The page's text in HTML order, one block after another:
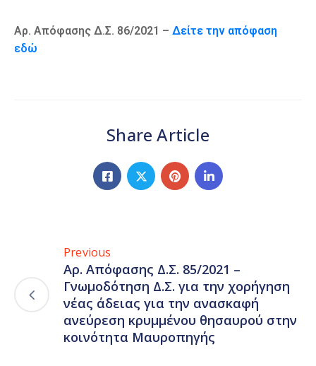
Αρ. Απόφασης Δ.Σ. 86/2021 – Δείτε την απόφαση
εδώ
Share Article
Previous
Αρ. Απόφασης Δ.Σ. 85/2021 –
Γνωμοδότηση Δ.Σ. για την χορήγηση
νέας άδειας για την ανασκαφή
ανεύρεση κρυμμένου θησαυρού στην
κοινότητα Μαυροπηγής